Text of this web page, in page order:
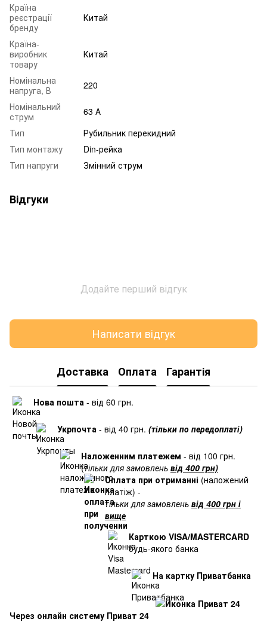
Країна
реєстрації
бренду
Китай
Країна-
виробник
товару
Китай
Номінальна
напруга, В
220
Номінальний
струм
63 А
Тип
Рубильник перекидний
Тип монтажу
Din-рейка
Тип напруги
Змінний струм
Відгуки
Додайте перший відгук
Написати відгук
Доставка Оплата Гарантія
Нова пошта - від 60 грн.
Укрпочта - від 40 грн. (тільки по передоплаті)
Наложенним платежем - від 100 грн.
(тільки для замовлень від 400 грн)
Оплата при отриманні (наложений
платіж) -
тільки для замовлень від 400 грн і
вище
Карткою VISA/MASTERCARD
будь-якого банка
На картку Приватбанка
Через онлайн систему Приват 24